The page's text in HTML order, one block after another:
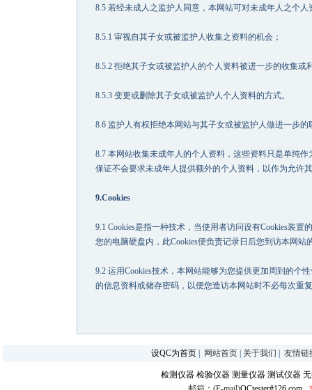
8.5 若经未成人之监护人同意，本网站可对未成年人之个
8.5.1 审视自其子女或被监护人收集之资料的机会；
8.5.2 拒绝其子女或被监护人的个人资料被进一步的收集或
8.5.3 变更或删除其子女或被监护人个人资料的方式。
8.6 监护人有权拒绝本网站与其子女或被监护人做进一步的
8.7 本网站收集未成年人的个人资料，这些资料只是单纯
保证不会要求未成年人提供额外的个人资料，以作为允许
9.Cookies
9.1 Cookies是指一种技术，当使用者访问设有Cookies装
您的电脑硬盘内，此Cookies便负责记录日后您到访本网
9.2 运用Cookies技术，本网站能够为您提供更加周到的个
的信息资料或储存密码，以便您造访本网站时不必每次重
设QC为首页 网站首页 关于我们 友情链
检测仪器 检验仪器 测量仪器 测试仪器